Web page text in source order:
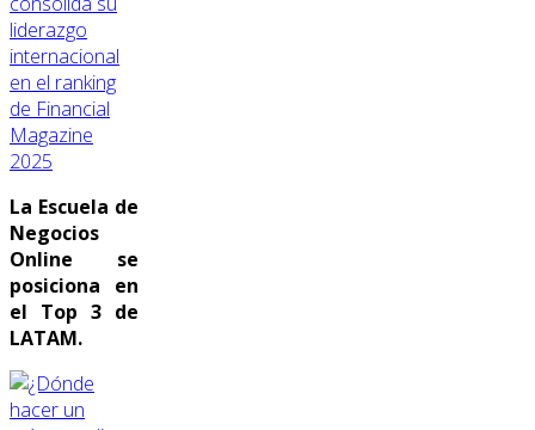
liderazgo
internacional
en el ranking
de Financial
Magazine
2025
La Escuela de
Negocios
Online se
posiciona en
el Top 3 de
LATAM.